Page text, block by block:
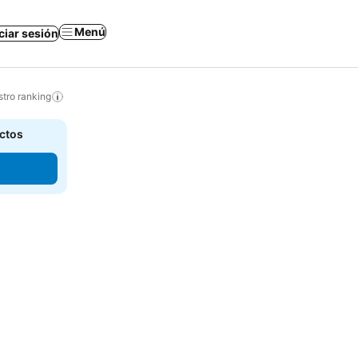
sesión Menú
ranking